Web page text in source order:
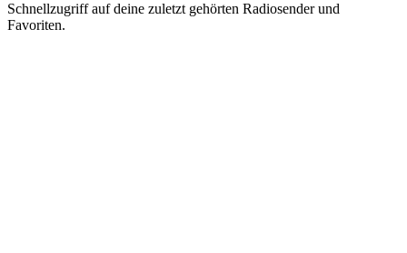
Schnellzugriff auf deine zuletzt gehörten Radiosender und
Favoriten.